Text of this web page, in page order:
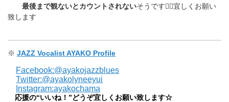
最後まで観ないとカウントされないそうです🙇‍♀️宜しくお願い
致します
※ JAZZ Vocalist AYAKO Profile
Facebook:@ayakojazzblues
Twitter:@ayakolyneeyui
Instagram:ayakochama
応援の“いいね！”どうぞ宜しくお願い致します☆